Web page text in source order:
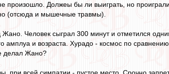
произошло. Должеы бы ли выиграть, но
(отсюда и мышечные травмы).
Человек сыграл 300 минут и отметился
амплуа и возраста. Хурадо - космос по
делал Жано?